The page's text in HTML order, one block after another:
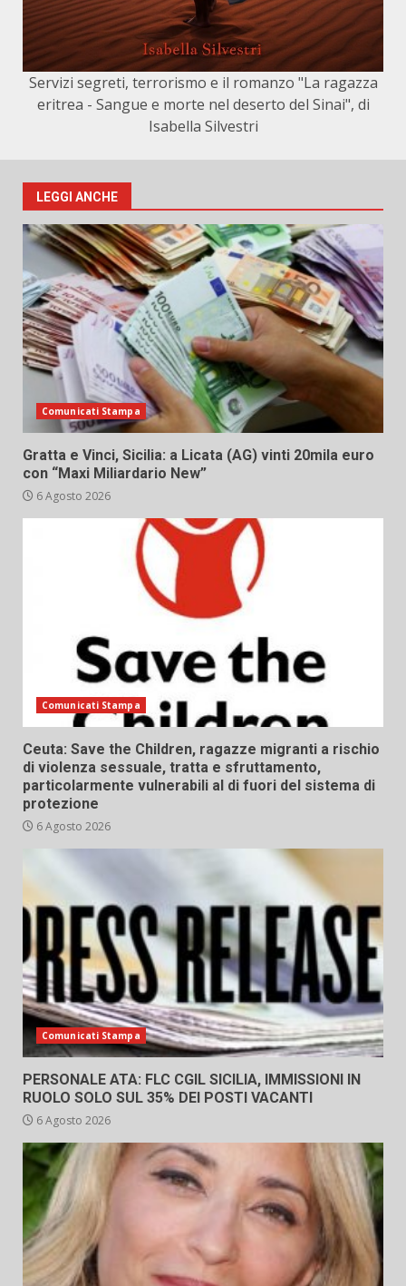
Servizi segreti, terrorismo e il romanzo "La ragazza
eritrea - Sangue e morte nel deserto del Sinai", di
Isabella Silvestri
LEGGI ANCHE
Comunicati Stampa
Gratta e Vinci, Sicilia: a Licata (AG) vinti 20mila euro
con “Maxi Miliardario New”
6 Agosto 2026
Comunicati Stampa
Ceuta: Save the Children, ragazze migranti a rischio
di violenza sessuale, tratta e sfruttamento,
particolarmente vulnerabili al di fuori del sistema di
protezione
6 Agosto 2026
Comunicati Stampa
PERSONALE ATA: FLC CGIL SICILIA, IMMISSIONI IN
RUOLO SOLO SUL 35% DEI POSTI VACANTI
6 Agosto 2026